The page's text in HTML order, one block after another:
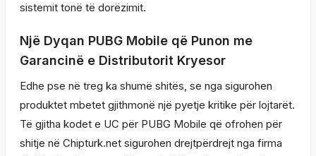
sistemit tonë të dorëzimit.
Një Dyqan PUBG Mobile që Punon me
Garancinë e Distributorit Kryesor
Edhe pse në treg ka shumë shitës, se nga sigurohen
produktet mbetet gjithmonë një pyetje kritike për lojtarët.
Të gjitha kodet e UC për PUBG Mobile që ofrohen për
shitje në Chipturk.net sigurohen drejtpërdrejt nga firma